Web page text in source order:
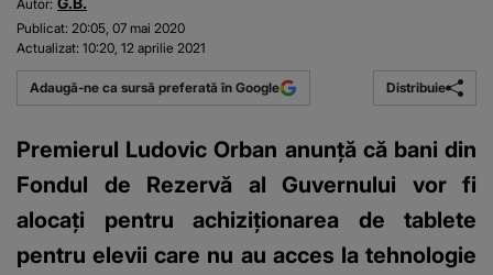
Autor: G.B.
Publicat: 20:05, 07 mai 2020
Actualizat: 10:20, 12 aprilie 2021
Adaugă-ne ca sursă preferată în Google Distribuie
Premierul Ludovic Orban anunţă că bani din
Fondul de Rezervă al Guvernului vor fi
alocaţi pentru achiziţionarea de tablete
pentru elevii care nu au acces la tehnologie